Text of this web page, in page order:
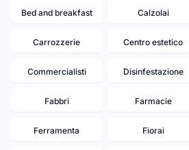
Bed and breakfast Calzolai
Carrozzerie Centro estetico
Commercialisti Disinfestazione
Fabbri Farmacie
Ferramenta Fiorai